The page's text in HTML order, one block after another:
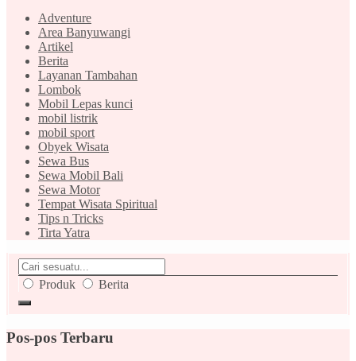
Adventure
Area Banyuwangi
Artikel
Berita
Layanan Tambahan
Lombok
Mobil Lepas kunci
mobil listrik
mobil sport
Obyek Wisata
Sewa Bus
Sewa Mobil Bali
Sewa Motor
Tempat Wisata Spiritual
Tips n Tricks
Tirta Yatra
Produk Berita
Pos-pos Terbaru